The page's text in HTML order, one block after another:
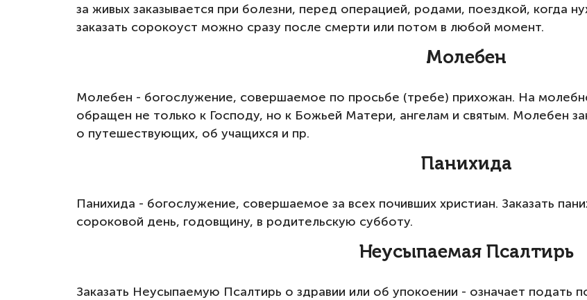
за живых заказывается при болезни, перед операцией, родами, поездкой, когда
заказать сорокоуст можно сразу после смерти или потом в любой момент.
Молебен
Молебен - богослужение, совершаемое по просьбе (требе) прихожан. На
обращен не только к Господу, но к Божьей Матери, ангелам и святым. Молебен
о путешествующих, об учащихся и пр.
Панихида
Панихида - богослужение, совершаемое за всех почивших христиан. Заказать
сороковой день, годовщину, в родительскую субботу.
Неусыпаемая Псалтирь
Заказать Неусыпаемую Псалтирь о здравии или об упокоении - означает подать